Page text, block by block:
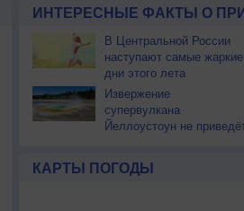
ИНТЕРЕСНЫЕ ФАКТЫ О
В Центральной России
наступают самые жаркие
дни этого лета
Извержение
супервулкана
Йеллоустоун не
КАРТЫ ПОГОДЫ